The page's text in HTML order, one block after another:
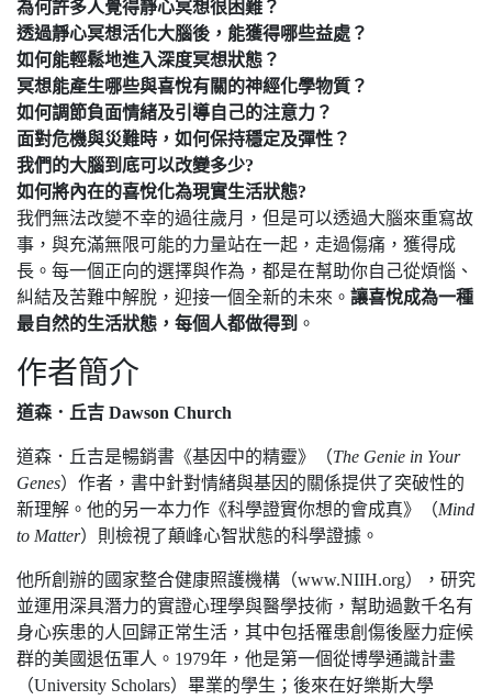
為何許多人覺得靜心冥想很困難？
透過靜心冥想活化大腦後，能獲得哪些益處？
如何能輕鬆地進入深度冥想狀態？
冥想能產生哪些與喜悅有關的神經化學物質？
如何調節負面情緒及引導自己的注意力？
面對危機與災難時，如何保持穩定及彈性？
我們的大腦到底可以改變多少?
如何將內在的喜悅化為現實生活狀態?
我們無法改變不幸的過往歲月，但是可以透過大腦來重寫故
事，與充滿無限可能的力量站在一起，走過傷痛，獲得成
長。每一個正向的選擇與作為，都是在幫助你自己從煩惱、
糾結及苦難中解脫，迎接一個全新的未來。 讓喜悅成為一種
最自然的生活狀態，每個人都做得到 。
作者簡介
道森．丘吉 Dawson Church
道森．丘吉是暢銷書《基因中的精靈》（The Genie in Your
Genes）作者，書中針對情緒與基因的關係提供了突破性的
新理解。他的另一本力作《科學證實你想的會成真》（Mind
to Matter）則檢視了顛峰心智狀態的科學證據。
他所創辦的國家整合健康照護機構（www.NIIH.org），研究
並運用深具潛力的實證心理學與醫學技術，幫助過數千名有
身心疾患的人回歸正常生活，其中包括罹患創傷後壓力症候
群的美國退伍軍人。1979年，他是第一個從博學通識計畫
（University Scholars）畢業的學生；後來在好樂斯大學